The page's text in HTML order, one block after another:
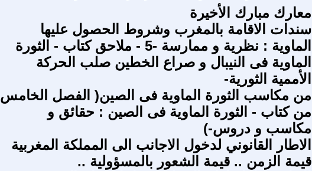
معارك مبارك الأخيرة
سندات الاقامة بالمغرب وشروط الحصول عليها
الماوية : نظرية و ممارسة -5 - ملاحق كتاب - الثورة
الماوية فى النيبال و صراع الخطين صلب الحركة
الأممية الثورية-
من مكاسب الثورة الماوية فى الصين( الفصل الخامس
من كتاب - الثورة الماوية فى الصين : حقائق و
مكاسب و دروس-)
الاطار القانوني لدخول الاجانب الى المملكة المغربية
قيمة الزمن .. قيمة الشعور بالمسؤولية ..